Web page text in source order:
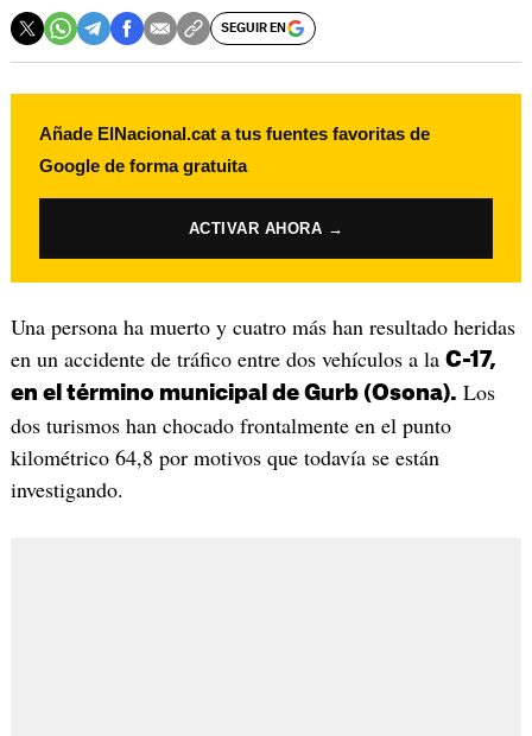
SEGUIR EN
Añade ElNacional.cat a tus fuentes favoritas de
Google de forma gratuita
ACTIVAR AHORA →
Una persona ha muerto y cuatro más han resultado heridas
en un accidente de tráfico entre dos vehículos a la C-17,
en el término municipal de Gurb (Osona). Los
dos turismos han chocado frontalmente en el punto
kilométrico 64,8 por motivos que todavía se están
investigando.